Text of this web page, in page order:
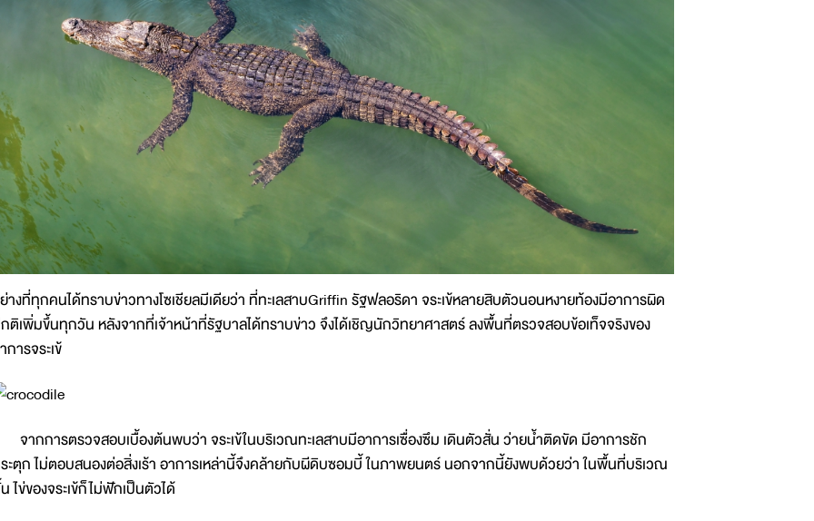
างที่ทุกคนได้ทราบข่าวทางโซเชียลมีเดียว่า ที่ทะเลสาบGriffin รัฐฟลอริดา จระเข้หลายสิบตัวนอนหงายท้องมีอาการผิด
ติเพิ่มขึ้นทุกวัน หลังจากที่เจ้าหน้าที่รัฐบาลได้ทราบข่าว จึงได้เชิญนักวิทยาศาสตร์ ลงพื้นที่ตรวจสอบข้อเท็จจริงของ
การจระเข้
จากการตรวจสอบเบื้องต้นพบว่า จระเข้ในบริเวณทะเลสาบมีอาการเซื่องซึม เดินตัวสั่น ว่ายน้ำติดขัด มีอาการชัก
ะตุก ไม่ตอบสนองต่อสิ่งเร้า อาการเหล่านี้จึงคล้ายกับผีดิบซอมบี้ ในภาพยนตร์ นอกจากนี้ยังพบด้วยว่า ในพื้นที่บริเวณ
ไข่ของจระเข้ก็ไม่ฟักเป็นตัวได้